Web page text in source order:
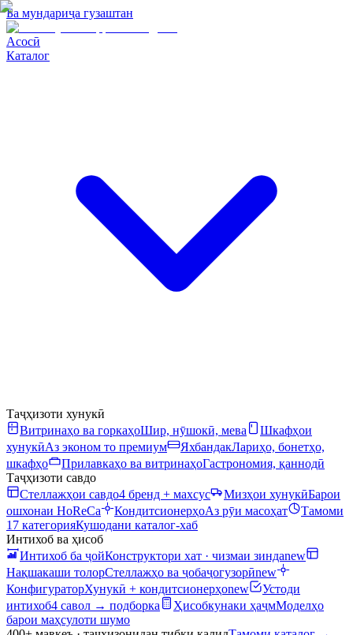
Ба мундариҷа гузаштан
Асосӣ
Каталог
Таҷҳизоти хунукӣ
Витринаҳо ва горкаҳоШир, нӯшокӣ, мева
Шкафҳои
хунукӣАз эконом то премиум ЯхбандакЛариҳо, бонетҳо,
шкафҳо
Прилавкаҳо ва витринаҳоГастрономия, қаннодӣ
Таҷҳизоти савдо
Стеллажҳои савдо4 бренд + махсус Мизҳои хунукӣБарои
ошхонаи HoReCa
КондитсионерҳоАз рӯи масоҳат
Тамоми
17 категорияКушодани каталог-хаб
Интихоб ва ҳисоб
Интихоб ба ҷойКонструктори хат · чизмаи зиндаnew
Нақшакаши толорСтеллажҳо ва ҷобаҷогузорӣnew
КонфигураторХунукӣ + кондитсионерҳоnew
Устоди
интихоб4 савол → подборка Ҳисобкунаки ҳаҷмМоделҳо
барои маҳсулоти шумо